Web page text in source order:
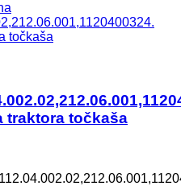
točkaša
traktora točkaša